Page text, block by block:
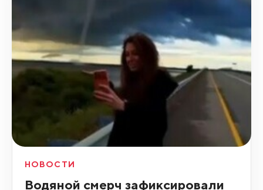
НОВОСТИ
Водяной смерч зафиксировали